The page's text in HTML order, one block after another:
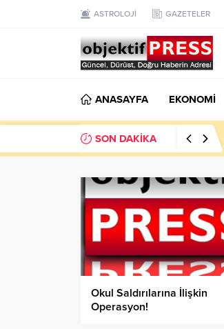
ASTROLOJİ GAZETELER
ANASAYFA EKONOMİ
SON DAKİKA
Okul Saldırılarına İlişkin
Operasyon!